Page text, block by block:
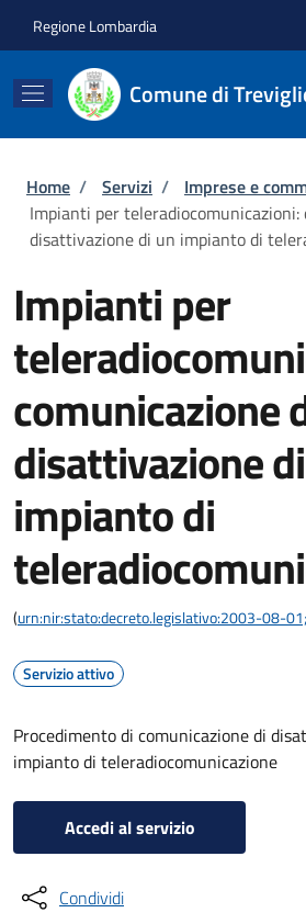
Regione Lombardia
Comune di
Briciole di pane
Home / Servizi / Imprese e
Impianti per teleradiocomunicazioni:
disattivazione di un impianto di
Impianti per
comunicazione
disattivazione
impianto di
(urn:nir:stato:decreto.legislativo:2003-08-
Servizio attivo
Procedimento di comunicazione di
impianto di teleradiocomunicazione
Accedi al servizio
Condividi